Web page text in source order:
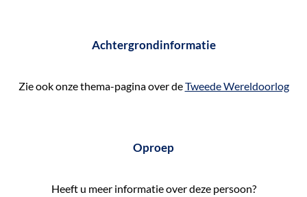
Achtergrondinformatie
Zie ook onze thema-pagina over deTweede Wereldoorlog
Oproep
Heeft u meer informatie over deze persoon?